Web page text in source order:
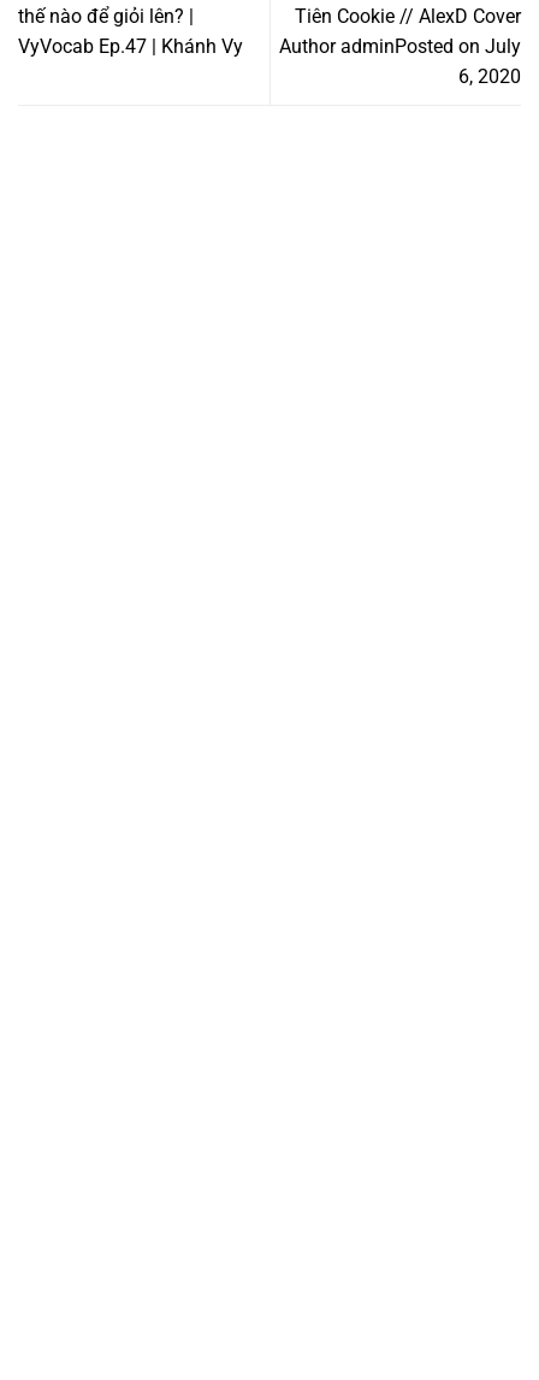
thế nào để giỏi lên? |
VyVocab Ep.47 | Khánh Vy
Tiên Cookie // AlexD Cover
Author adminPosted on July
6, 2020